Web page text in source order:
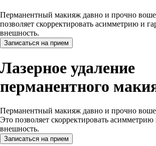
Перманентный макияж давно и прочно
позволяет скорректировать асимметрию и
внешность.
Записаться на прием
Лазерное удаление
перманентного
Перманентный макияж давно и прочно
Это позволяет скорректировать
внешность.
Записаться на прием